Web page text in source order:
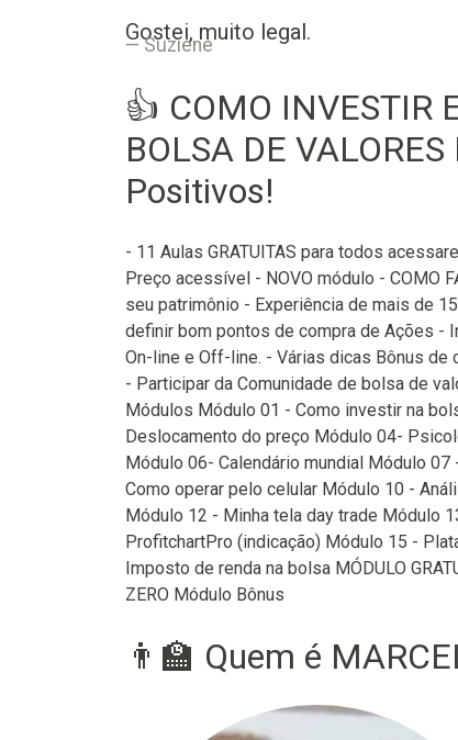
Gostei, muito legal.
Suziene
👍 COMO INVESTIR
BOLSA DE
Positivos!
- 11 Aulas GRATUITAS para todos
Preço acessível - NOVO módulo - COMO
seu patrimônio - Experiência de mais de
definir bom pontos de compra de Ações -
On-line e Off-line. - Várias dicas Bônus de
- Participar da Comunidade de bolsa de
Módulos Módulo 01 - Como investir na
Deslocamento do preço Módulo 04-
Módulo 06- Calendário mundial Módulo
Como operar pelo celular Módulo 10 -
Módulo 12 - Minha tela day trade Módulo
ProfitchartPro (indicação) Módulo 15 -
Imposto de renda na bolsa MÓDULO
ZERO Módulo Bônus
👨‍🏫 Quem é